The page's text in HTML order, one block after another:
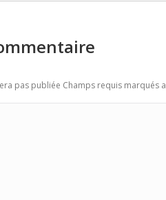
pas publiée Champs requis marqués